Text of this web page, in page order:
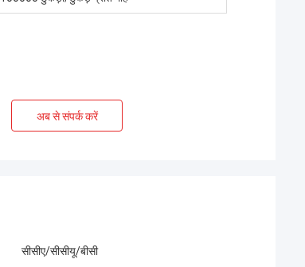
अब से संपर्क करें
सीसीए/सीसीयू/बीसी